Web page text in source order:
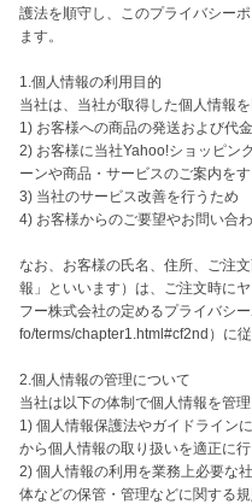
護法を順守し、このプライバシー
ます。
1.個人情報の利用目的
当社は、当社が取得した個人情報
1) お客様への商品の発送および代
2) お客様に当社Yahoo!ショッピン
ーンや商品・サービスのご案内を
3) 当社のサービス改善を行うため
4) お客様からのご要望やお問い合
なお、お客様の氏名、住所、ご注
報」といいます）は、ご注文時に
フー株式会社の定めるプライバシ
fo/terms/chapter1.html#cf2nd）に従
2.個人情報の管理について
当社は以下の体制で個人情報を管理
1) 個人情報保護法やガイドライン
から個人情報の取り扱いを適正に
2) 個人情報の利用を業務上必要な
体などの保管・管理などに関する